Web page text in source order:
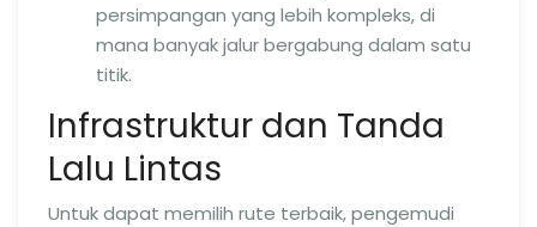
persimpangan yang lebih kompleks, di
mana banyak jalur bergabung dalam satu
titik.
Infrastruktur dan Tanda
Lalu Lintas
Untuk dapat memilih rute terbaik, pengemudi